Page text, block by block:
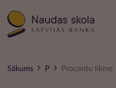
Sākums P Procentu likme